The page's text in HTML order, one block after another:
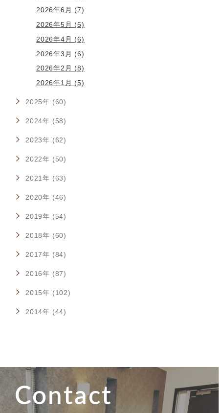
2026年6月 (7)
2026年5月 (5)
2026年4月 (6)
2026年3月 (6)
2026年2月 (8)
2026年1月 (5)
2025年 (60)
2024年 (58)
2023年 (62)
2022年 (50)
2021年 (63)
2020年 (46)
2019年 (54)
2018年 (60)
2017年 (84)
2016年 (87)
2015年 (102)
2014年 (44)
Contact